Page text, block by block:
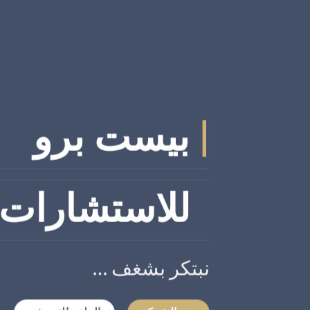
بيست برو
للاستشارات
نبتكر بشغف …